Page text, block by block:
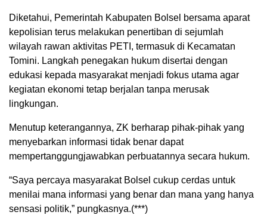
Diketahui, Pemerintah Kabupaten Bolsel bersama aparat
kepolisian terus melakukan penertiban di sejumlah
wilayah rawan aktivitas PETI, termasuk di Kecamatan
Tomini. Langkah penegakan hukum disertai dengan
edukasi kepada masyarakat menjadi fokus utama agar
kegiatan ekonomi tetap berjalan tanpa merusak
lingkungan.
Menutup keterangannya, ZK berharap pihak-pihak yang
menyebarkan informasi tidak benar dapat
mempertanggungjawabkan perbuatannya secara hukum.
“Saya percaya masyarakat Bolsel cukup cerdas untuk
menilai mana informasi yang benar dan mana yang hanya
sensasi politik,” pungkasnya.(***)